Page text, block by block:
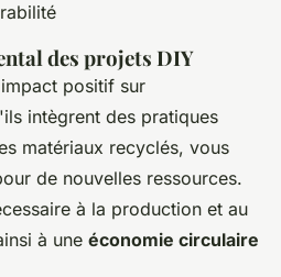
des projets DIY
positif sur
intègrent des pratiques
matériaux recyclés, vous
de nouvelles ressources.
à la production et au
à une économie circulaire